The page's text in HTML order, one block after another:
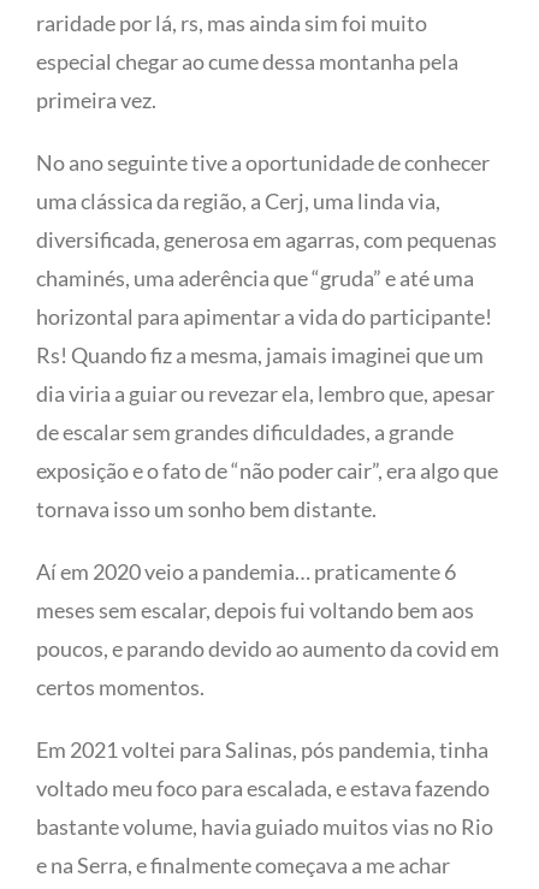
raridade por lá, rs, mas ainda sim foi muito
especial chegar ao cume dessa montanha pela
primeira vez.
No ano seguinte tive a oportunidade de conhecer
uma clássica da região, a Cerj, uma linda via,
diversificada, generosa em agarras, com pequenas
chaminés, uma aderência que “gruda” e até uma
horizontal para apimentar a vida do participante!
Rs! Quando fiz a mesma, jamais imaginei que um
dia viria a guiar ou revezar ela, lembro que, apesar
de escalar sem grandes dificuldades, a grande
exposição e o fato de “não poder cair”, era algo que
tornava isso um sonho bem distante.
Aí em 2020 veio a pandemia… praticamente 6
meses sem escalar, depois fui voltando bem aos
poucos, e parando devido ao aumento da covid em
certos momentos.
Em 2021 voltei para Salinas, pós pandemia, tinha
voltado meu foco para escalada, e estava fazendo
bastante volume, havia guiado muitos vias no Rio
e na Serra, e finalmente começava a me achar